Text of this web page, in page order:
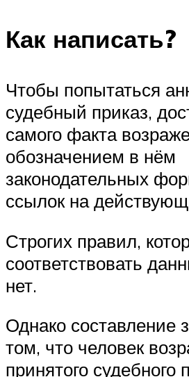
Как написать?
Чтобы попытаться
судебный приказ,
самого факта
обозначением в нём
законодательных
ссылок на
Строгих правил,
соответствовать
нет.
Однако составление
том, что человек
принятого судебного